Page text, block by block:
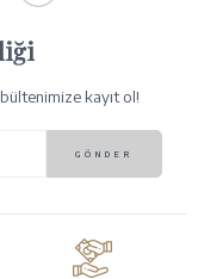
kayıt ol!